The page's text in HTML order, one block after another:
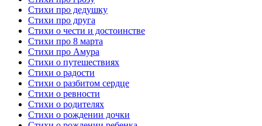
Стихи про дедушку
Стихи про друга
Стихи о чести и достоинстве
Стихи про 8 марта
Стихи про Амура
Стихи о путешествиях
Стихи о радости
Стихи о разбитом сердце
Стихи о ревности
Стихи о родителях
Стихи о рождении дочки